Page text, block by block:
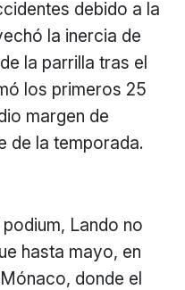
debido a la
la inercia de
la parrilla tras el
los primeros 25
margen de
de la temporada.
Lando no
hasta mayo, en
donde el